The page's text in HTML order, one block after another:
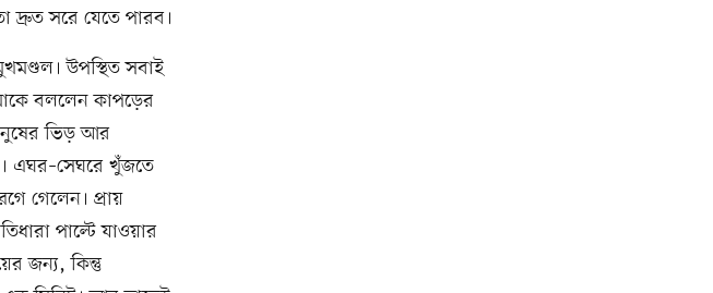
দ্রুত সরে যেতে পারব।
উপস্থিত সবাই
বললেন কাপড়ের
ভিড় আর
এঘর–সেঘরে খুঁজতে
গেলেন। প্রায়
পাল্টে যাওয়ার
জন্য, কিন্তু